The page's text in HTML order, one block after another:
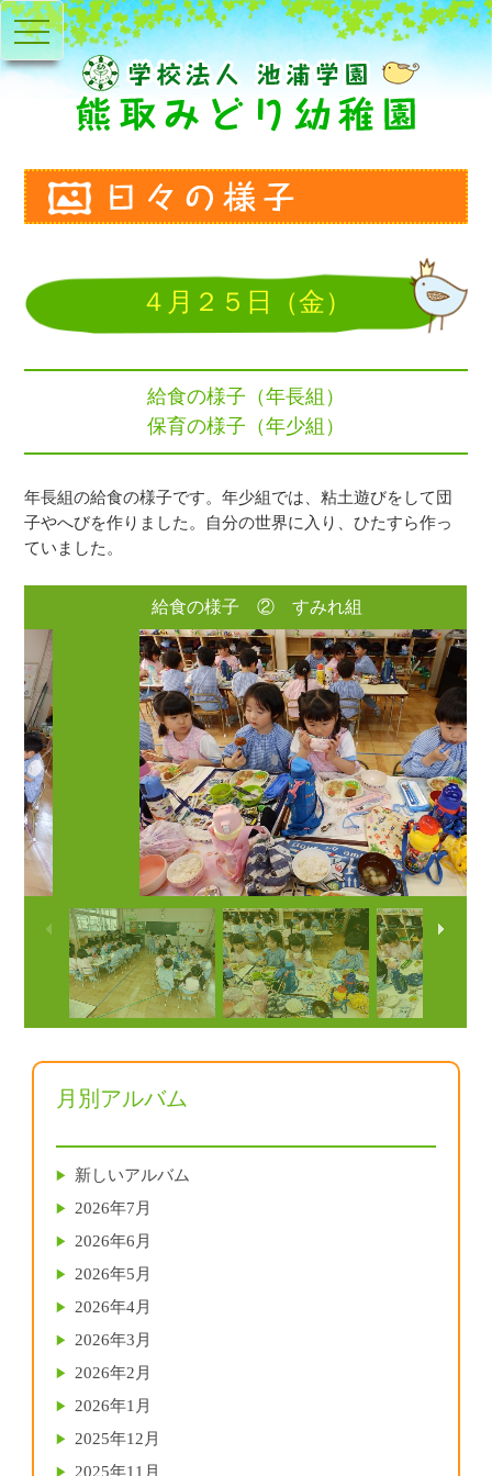
toggle
navigation
４月２５日（金）
給食の様子（年長組）
保育の様子（年少組）
年長組の給食の様子です。年少組では、粘土遊びをして団
子やへびを作りました。自分の世界に入り、ひたすら作っ
ていました。
給食の様子 ② すみれ組
月別アルバム
新しいアルバム
2026年7月
2026年6月
2026年5月
2026年4月
2026年3月
2026年2月
2026年1月
2025年12月
2025年11月